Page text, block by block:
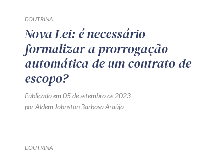
Whatsapp (41) 98881-6616
DOUTRINA
Nova Lei: é necessário
formalizar a prorrogação
automática de um contrato de
escopo?
Publicado em 05 de setembro de 2023
por Aldem Johnston Barbosa Araújo
DOUTRINA